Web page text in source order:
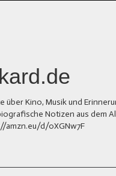
über Kino, Musik und
Notizen aus dem
amzn.eu/d/0XGNw7F